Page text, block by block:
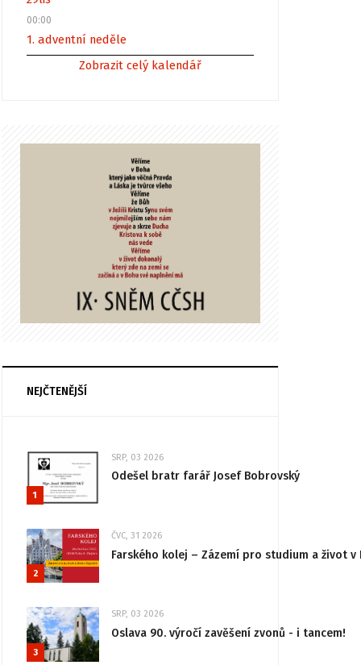
00:00
1. adventní neděle
Zobrazit celý kalendář
NEJČTENĚJŠÍ
1
SRP, 03 2026
Odešel bratr farář Josef Bobrovský
2
ČVC, 31 2026
Farského kolej – Zázemí pro studium a život v
3
SRP, 03 2026
Oslava 90. výročí zavěšení zvonů - i tancem!